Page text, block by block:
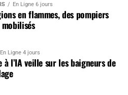
En Ligne 6 jours
en flammes, des pompiers
En Ligne 4 jours
à l’IA veille sur les baigneurs de